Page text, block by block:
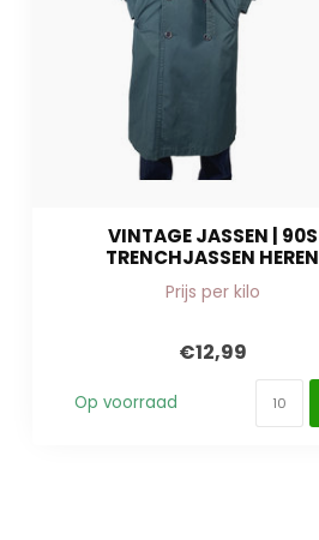
VINTAGE JASSEN | 90S
TRENCHJASSEN HEREN
Prijs per kilo
€12,99
Op voorraad